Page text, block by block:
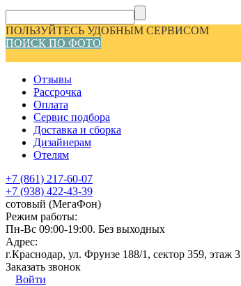
ПОЛЬЗУЙТЕСЬ УДОБНЫМ СЕРВИСОМ
ПОИСК ПО ФОТО
Отзывы
Рассрочка
Оплата
Сервис подбора
Доставка и сборка
Дизайнерам
Отелям
+7 (861) 217-60-07
+7 (938) 422-43-39
сотовый (МегаФон)
Режим работы:
Пн-Вс 09:00-19:00. Без выходных
Адрес:
г.Краснодар, ул. Фрунзе 188/1, сектор 359, этаж 3
Заказать звонок
Войти